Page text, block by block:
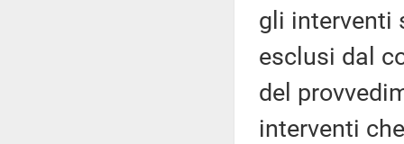
gli interventi
esclusi dal
del
interventi